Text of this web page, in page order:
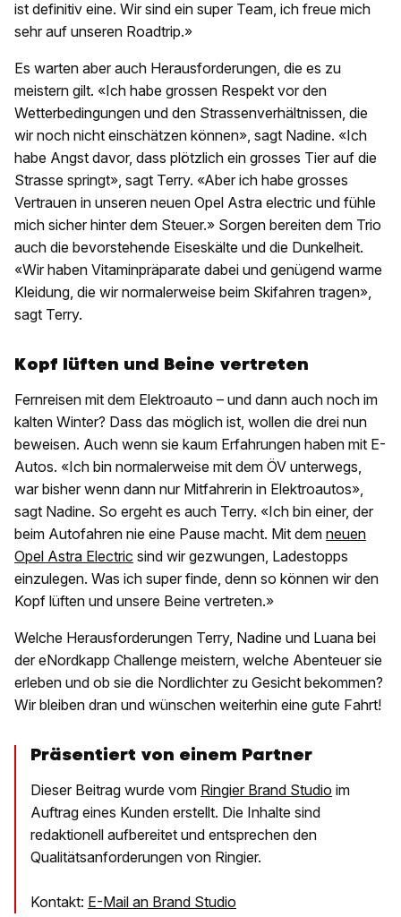
ist definitiv eine. Wir sind ein super Team, ich freue mich
sehr auf unseren Roadtrip.»
Es warten aber auch Herausforderungen, die es zu
meistern gilt. «Ich habe grossen Respekt vor den
Wetterbedingungen und den Strassenverhältnissen, die
wir noch nicht einschätzen können», sagt Nadine. «Ich
habe Angst davor, dass plötzlich ein grosses Tier auf die
Strasse springt», sagt Terry. «Aber ich habe grosses
Vertrauen in unseren neuen Opel Astra electric und fühle
mich sicher hinter dem Steuer.» Sorgen bereiten dem Trio
auch die bevorstehende Eiseskälte und die Dunkelheit.
«Wir haben Vitaminpräparate dabei und genügend warme
Kleidung, die wir normalerweise beim Skifahren tragen»,
sagt Terry.
Kopf lüften und Beine vertreten
Fernreisen mit dem Elektroauto – und dann auch noch im
kalten Winter? Dass das möglich ist, wollen die drei nun
beweisen. Auch wenn sie kaum Erfahrungen haben mit E-
Autos. «Ich bin normalerweise mit dem ÖV unterwegs,
war bisher wenn dann nur Mitfahrerin in Elektroautos»,
sagt Nadine. So ergeht es auch Terry. «Ich bin einer, der
beim Autofahren nie eine Pause macht. Mit dem neuen
Opel Astra Electric sind wir gezwungen, Ladestopps
einzulegen. Was ich super finde, denn so können wir den
Kopf lüften und unsere Beine vertreten.»
Welche Herausforderungen Terry, Nadine und Luana bei
der eNordkapp Challenge meistern, welche Abenteuer sie
erleben und ob sie die Nordlichter zu Gesicht bekommen?
Wir bleiben dran und wünschen weiterhin eine gute Fahrt!
Präsentiert von einem Partner
Dieser Beitrag wurde vom Ringier Brand Studio im
Auftrag eines Kunden erstellt. Die Inhalte sind
redaktionell aufbereitet und entsprechen den
Qualitätsanforderungen von Ringier.
Kontakt: E-Mail an Brand Studio